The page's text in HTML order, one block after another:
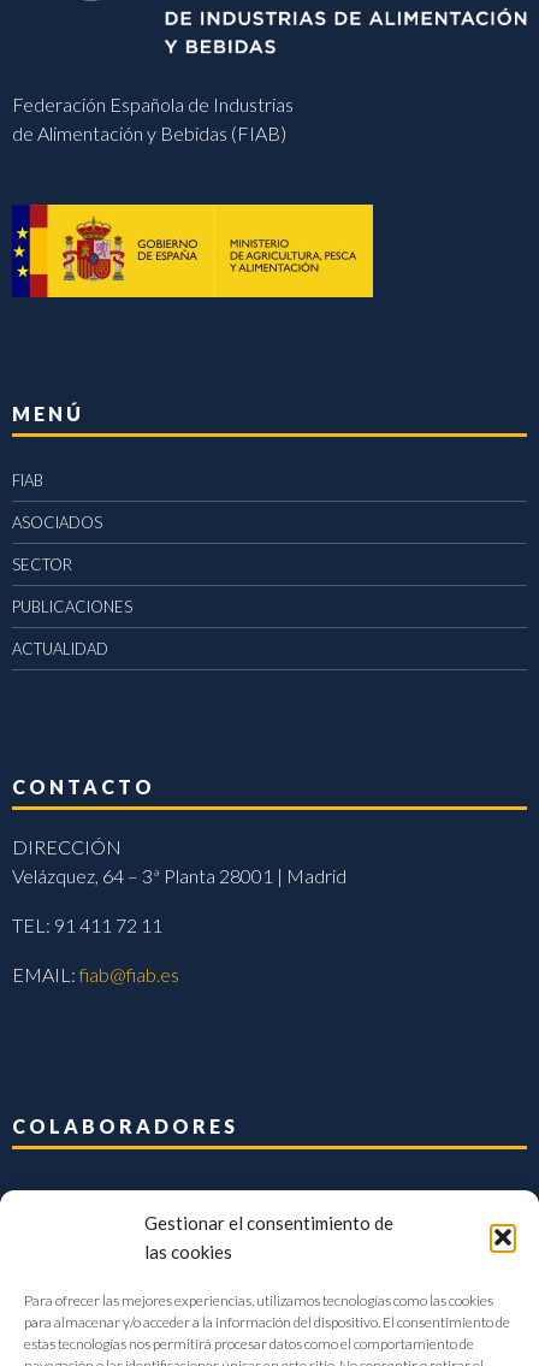
Gestionar el consentimiento de
las cookies
Para ofrecer las mejores experiencias, utilizamos tecnologías como las cookies
para almacenar y/o acceder a la información del dispositivo. El consentimiento de
estas tecnologías nos permitirá procesar datos como el comportamiento de
Federación Española de Industrias
de Alimentación y Bebidas (FIAB)
MENÚ
FIAB
ASOCIADOS
SECTOR
PUBLICACIONES
ACTUALIDAD
CONTACTO
DIRECCIÓN
Velázquez, 64 – 3ª Planta 28001 | Madrid
TEL: 91 411 72 11
EMAIL:fiab@fiab.es
COLABORADORES